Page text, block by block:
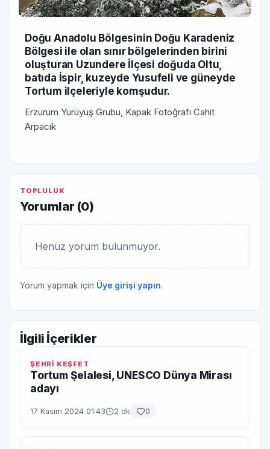
Doğu Anadolu Bölgesinin Doğu Karadeniz
Bölgesi ile olan sınır bölgelerinden birini
oluşturan Uzundere İlçesi doğuda Oltu,
batıda İspir, kuzeyde Yusufeli ve güneyde
Tortum ilçeleriyle komşudur.
Erzurum Yürüyüş Grubu, Kapak Fotoğrafı Cahit
Arpacık
TOPLULUK
Yorumlar (0)
Henüz yorum bulunmuyor.
Yorum yapmak için Üye girişi yapın.
İlgili İçerikler
ŞEHRİ KEŞFET
Tortum Şelalesi, UNESCO Dünya Mirası
adayı
17 Kasım 2024 01:43 2 dk 0